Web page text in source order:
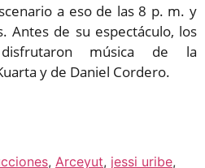
a eso de las 8 p. m. y
Antes de su espectáculo, los
música de la
y de Daniel Cordero.
, Arceyut, jessi uribe,